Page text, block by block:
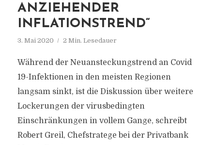
ANZIEHENDER
INFLATIONSTREND“
3. Mai 2020 2 Min. Lesedauer
Während der Neuansteckungstrend an Covid
19-Infektionen in den meisten Regionen
langsam sinkt, ist die Diskussion über weitere
Lockerungen der virusbedingten
Einschränkungen in vollem Gange, schreibt
Robert Greil, Chefstratege bei der Privatbank